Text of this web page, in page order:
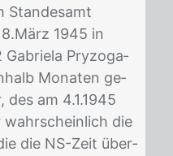
Stan­des­amt
1945 in
Ga­brie­la Pry­zo­ga­
Mo­na­ten ge­
am 4.1.1945
die
die NS-Zeit über­